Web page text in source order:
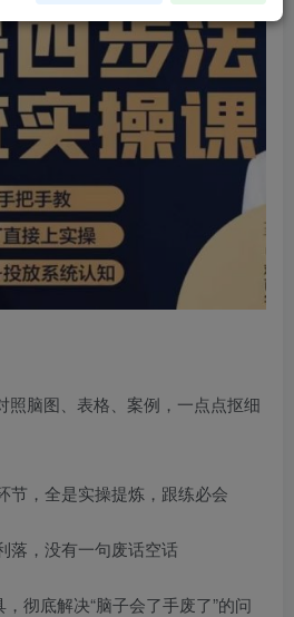
照脑图、表格、案例，一点点抠细
节，全是实操提炼，跟练必会
落，没有一句废话空话
彻底解决“脑子会了手废了”的问